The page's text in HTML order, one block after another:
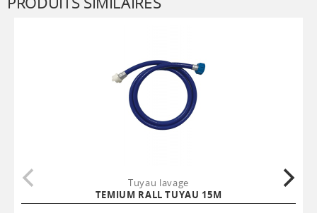
Tuyau lavage
TEMIUM RALL TUYAU 15M